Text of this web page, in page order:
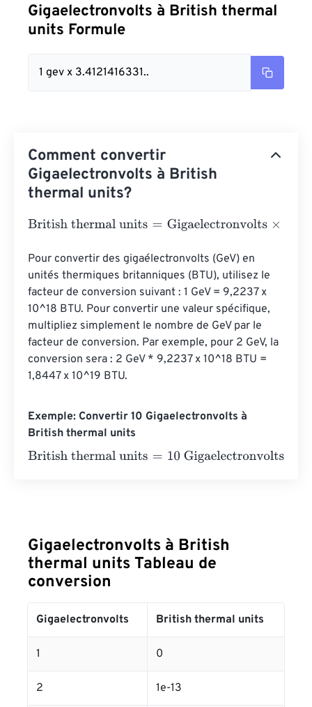
Gigaelectronvolts à British thermal
units Formule
1 gev x 3.4121416331..
Comment convertir
Gigaelectronvolts à British
thermal units?
British thermal units=Gigaelectronvolts×
Pour convertir des gigaélectronvolts (GeV) en
unités thermiques britanniques (BTU), utilisez le
facteur de conversion suivant : 1 GeV = 9,2237 x
10^18 BTU. Pour convertir une valeur spécifique,
multipliez simplement le nombre de GeV par le
facteur de conversion. Par exemple, pour 2 GeV, la
conversion sera : 2 GeV * 9,2237 x 10^18 BTU =
1,8447 x 10^19 BTU.
Exemple: Convertir 10 Gigaelectronvolts à
British thermal units
British thermal units=10 Gigaelectronvolts×
Gigaelectronvolts à British
thermal units Tableau de
conversion
Gigaelectronvolts British thermal units
1 0
2 1e-13